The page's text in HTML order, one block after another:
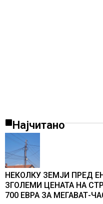
Најчитано
НЕКОЛКУ ЗЕМЈИ ПРЕД
ЗГОЛЕМИ ЦЕНАТА НА
700 ЕВРА ЗА МЕГАВАТ-